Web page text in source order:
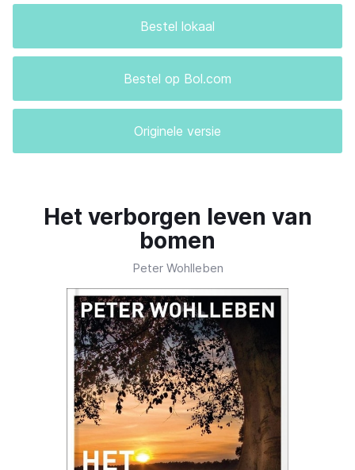
Bestel lokaal
Bestel op Bol.com
Originele versie
Het verborgen leven van
bomen
Peter Wohlleben